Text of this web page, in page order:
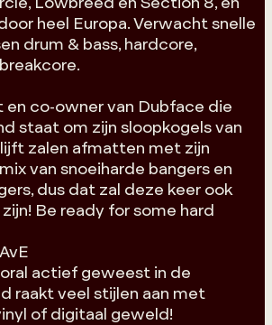
heel Europa. Verwacht snelle
drum & bass, hardcore,
en co-owner van Dubface die
staat om zijn sloopkogels van
zalen afmatten met zijn
van snoeiharde bangers en
dus dat zal deze keer ook
Be ready for some hard
actief geweest in de
raakt veel stijlen aan met
of digitaal geweld!